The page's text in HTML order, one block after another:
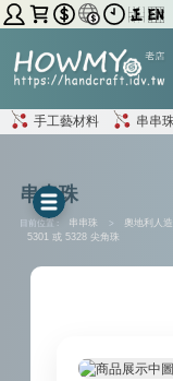
手工藝材料 串串珠
串串珠
目前位置 : 串串珠 > 奧地利人
5301 或 5328 尖角珠